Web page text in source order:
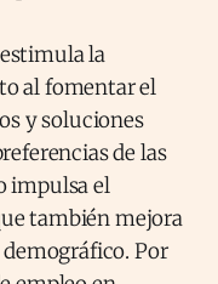
la
al fomentar el
y soluciones
de las
impulsa el
también mejora
demográfico. Por